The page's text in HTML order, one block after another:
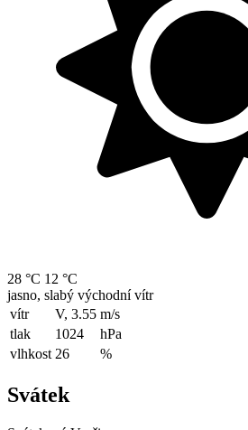
28 °C 12 °C
jasno, slabý východní vítr
vítr
V, 3.55 m/s
tlak
1024
hPa
vlhkost 26 %
Svátek